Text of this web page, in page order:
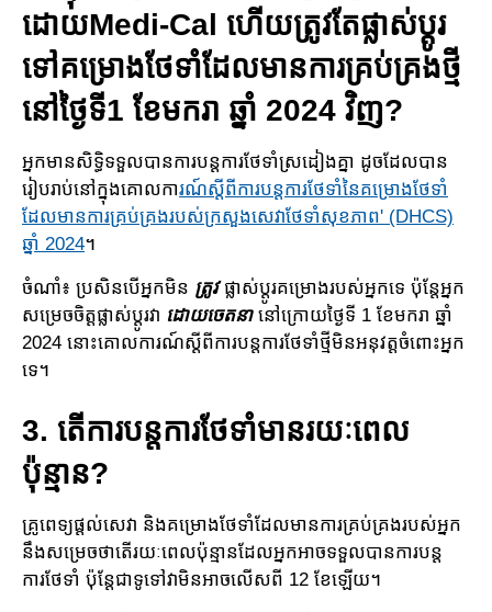
ដោយMedi-Cal ហើយត្រូវតែផ្លាស់ប្តូរ
ទៅគម្រោង​ថែ​ទាំ​ដែល​មាន​ការ​គ្រប់​គ្រងថ្មី
នៅថ្ងៃទី1 ខែមករា ឆ្នាំ 2024 វិញ​?
អ្នកមានសិទ្ធិទទួលបានការបន្តការថែទាំស្រដៀងគ្នា ដូចដែលបាន​
រៀប​រាប់នៅក្នុង​គោលការណ៍ស្ដីពីការ​បន្ត​​​ការ​​ថែទាំនៃ​គម្រោង​ថែទាំ
ដែលមានការគ្រប់គ្រង​របស់​ក្រសួងសេវាថែទាំសុខភាព' (DHCS)
ឆ្នាំ 2024​។​
ចំណាំ៖ ប្រសិនបើអ្នកមិន ត្រូវផ្លាស់ប្តូរគម្រោង​របស់អ្នកទេ ប៉ុន្តែ​អ្នក
សម្រេចចិត្តផ្លាស់ប្តូរ​វា ​ ដោយ​ចេតនា​ នៅ​ក្រោយថ្ងៃ​ទី​ 1 ខែមករា ឆ្នាំ
2024 នោះគោលការណ៍ស្ដីពីការបន្តការថែ​ទាំ​​ថ្មីមិន​អនុវត្តចំពោះអ្នក
ទេ។
3. តើការបន្តការថែទាំមានរយៈពេល
ប៉ុន្មាន?
គ្រូពេទ្យផ្ដល់សេវា និងគម្រោងថែទាំដែលមានការគ្រប់គ្រង​របស់អ្នក
នឹង​សម្រេចថា​តើរយៈ​ពេល​ប៉ុន្មាន​ដែល​​អ្នក​អាចទទួលបានការបន្ត​
ការថែ​ទាំ ប៉ុន្តែជាទូទៅវាមិនអាចលើសពី 12 ខែ​ឡើយ​​។